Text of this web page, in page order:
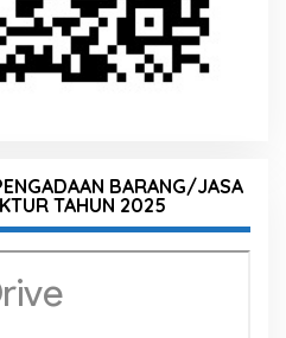
BARANG/JASA
TAHUN 2025